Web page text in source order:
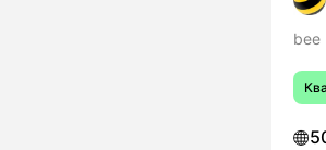
bee